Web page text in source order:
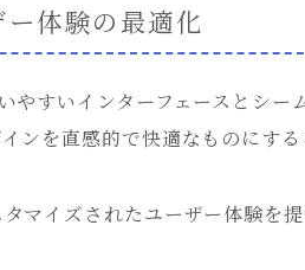
ー体験の最適化
やすいインターフェースとシ
ンを直感的で快適なものにす
マイズされたユーザー体験を提